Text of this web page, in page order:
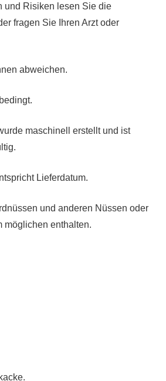
und Risiken lesen Sie die
fragen Sie Ihren Arzt oder
abweichen.
maschinell erstellt und ist
Lieferdatum.
und anderen Nüssen oder
möglichen enthalten.